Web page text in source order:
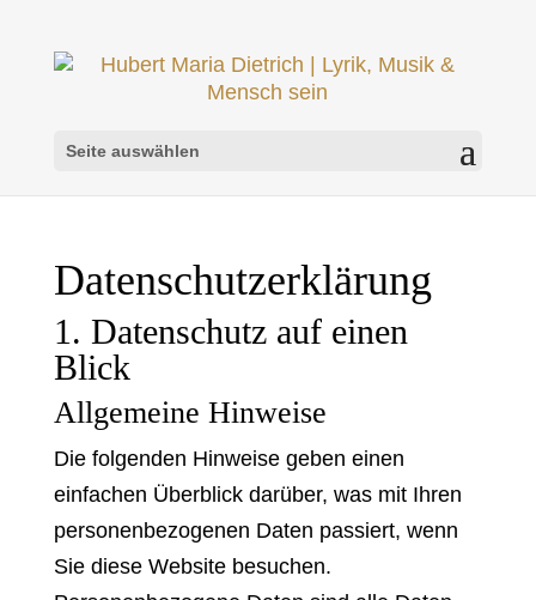
Seite auswählen
Datenschutz­erklärung
1. Datenschutz auf einen
Blick
Allgemeine Hinweise
Die folgenden Hinweise geben einen
einfachen Überblick darüber, was mit Ihren
personenbezogenen Daten passiert, wenn
Sie diese Website besuchen.